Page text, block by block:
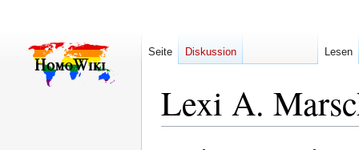
Lexi A.
Seite Diskussion Lesen